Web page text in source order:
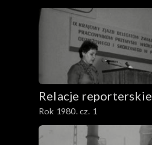
r.
Relacje reporterskie
Rok 1980. cz. 1